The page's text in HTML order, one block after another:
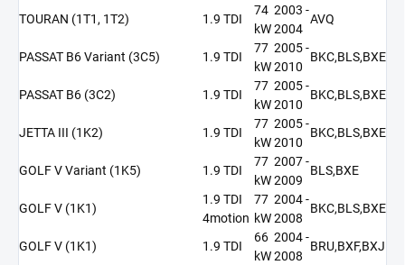
TOURAN (1T1, 1T2) 1.9 TDI
74
kW
2003 -
2004
AVQ
PASSAT B6 Variant (3C5) 1.9 TDI
77
kW
2005 -
2010
BKC,BLS,BXE
PASSAT B6 (3C2) 1.9 TDI
77
kW
2005 -
2010
BKC,BLS,BXE
JETTA III (1K2) 1.9 TDI
77
kW
2005 -
2010
BKC,BLS,BXE
GOLF V Variant (1K5) 1.9 TDI
77
kW
2007 -
2009
BLS,BXE
GOLF V (1K1)
1.9 TDI
4motion
77
kW
2004 -
2008
BKC,BLS,BXE
GOLF V (1K1) 1.9 TDI
66
kW
2004 -
2008
BRU,BXF,BXJ